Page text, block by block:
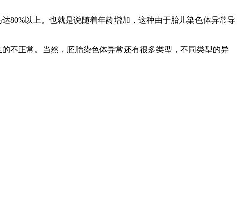
80%以上。也就是说随着年龄增加，这种由于胎儿染色体异常导
不正常。当然，胚胎染色体异常还有很多类型，不同类型的异